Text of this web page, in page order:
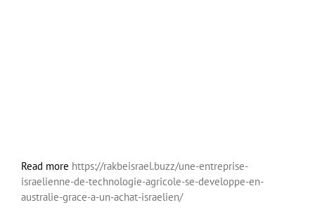
Read more https://rakbeisrael.buzz/une-entreprise-
israelienne-de-technologie-agricole-se-developpe-en-
australie-grace-a-un-achat-israelien/